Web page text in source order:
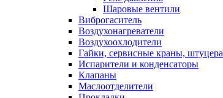
Шаровые вентили
Виброгаситель
Воздухонагреватели
Воздухоохлодители
Гайки, сервисные краны, штуцера
Испарители и конденсаторы
Клапаны
Маслоотделители